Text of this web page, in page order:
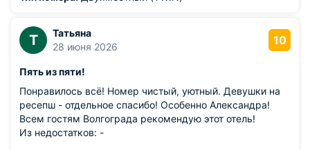
Т
Татьяна
28 июня 2026
10
Пять из пяти!
Понравилось всё! Номер чистый, уютный. Девушки на
ресепш - отдельное спасибо! Особенно Александра!
Всем гостям Волгограда рекомендую этот отель!
Из недостатков: -